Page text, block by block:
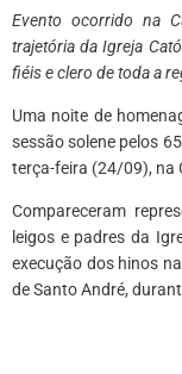
Evento ocorrido na
trajetória da Igreja
fiéis e clero de toda a
Uma noite de
sessão solene pelos
terça-feira (24/09), na
Compareceram
leigos e padres da
execução dos hinos
de Santo André,